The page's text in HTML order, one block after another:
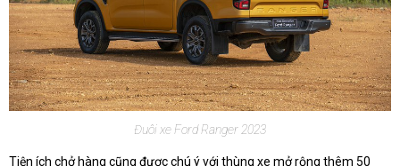
Đuôi xe Ford Ranger 2023
Tiện ích chở hàng cũng được chú ý với thùng xe mở rộng thêm 50